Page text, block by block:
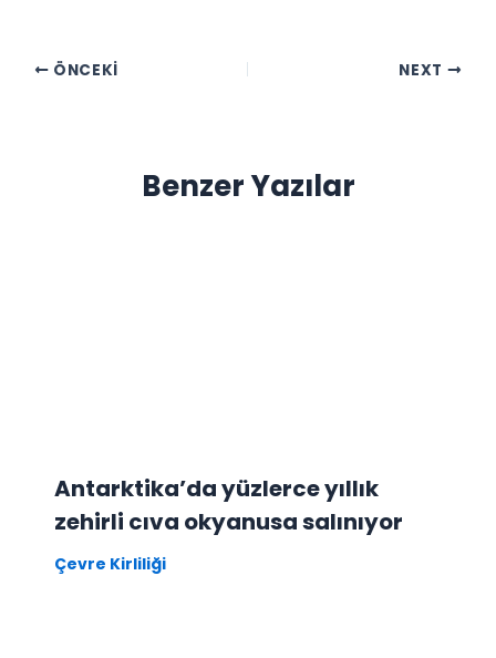
ÖNCEKI NEXT
Benzer Yazılar
Antarktika’da yüzlerce yıllık
zehirli cıva okyanusa salınıyor
Çevre Kirliliği